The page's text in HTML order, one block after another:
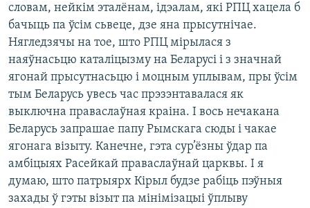
словам, нейкім эталёнам, ідэалам, які РПЦ хацела б
бачыць па ўсім сьвеце, дзе яна прысутнічае.
Нягледзячы на тое, што РПЦ мірылася з
наяўнасьцю каталіцызму на Беларусі і з значнай
ягонай прысутнасьцю і моцным уплывам, пры ўсім
тым Беларусь увесь час прэзэнтавалася як
выключна праваслаўная краіна. І вось нечакана
Беларусь запрашае папу Рымскага сюды і чакае
ягонага візыту. Канечне, гэта сур’ёзны ўдар па
амбіцыях Расейкай праваслаўнай царквы. І я
думаю, што патрыярх Кірыл будзе рабіць пэўныя
захады ў гэты візыт па мінімізацыі ўплыву